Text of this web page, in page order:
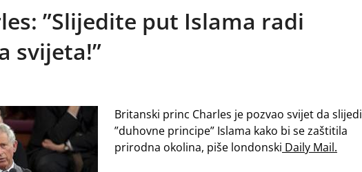
”Slijedite put Islama radi
svijeta!”
Britanski princ Charles je pozvao svijet da slijedi
”duhovne principe” Islama kako bi se zaštitila
prirodna okolina, piše londonski Daily Mail.